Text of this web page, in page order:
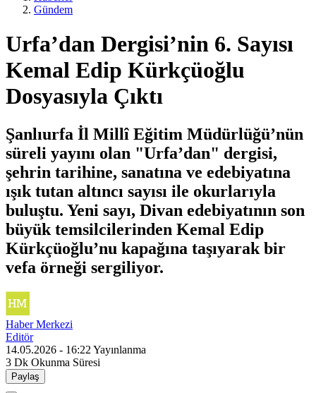
Gündem
Urfa’dan Dergisi’nin 6. Sayısı
Kemal Edip Kürkçüoğlu
Dosyasıyla Çıktı
Şanlıurfa İl Millî Eğitim Müdürlüğü’nün
süreli yayını olan "Urfa’dan" dergisi,
şehrin tarihine, sanatına ve edebiyatına
ışık tutan altıncı sayısı ile okurlarıyla
buluştu. Yeni sayı, Divan edebiyatının son
büyük temsilcilerinden Kemal Edip
Kürkçüoğlu’nu kapağına taşıyarak bir
vefa örneği sergiliyor.
Haber Merkezi
Editör
14.05.2026 - 16:22 Yayınlanma
3 Dk Okunma Süresi
Paylaş